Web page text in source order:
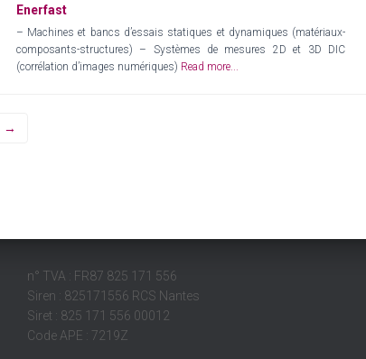
Enerfast
– Machines et bancs d’essais statiques et dynamiques (matériaux-
composants-structures) – Systèmes de mesures 2D et 3D DIC
(corrélation d’images numériques) Read more...
→
n° TVA : FR87 825 171 556
Siren : 825171556 RCS Nantes
Siret : 825 171 556 00012
Code APE : 7219Z